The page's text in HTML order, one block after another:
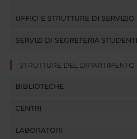
UFFICI E STRUTTURE DI SERVIZIO
SERVIZI DI SEGRETERIA STUDENTI
STRUTTURE DEL DIPARTIMENTO
BIBLIOTECHE
CENTRI
LABORATORI